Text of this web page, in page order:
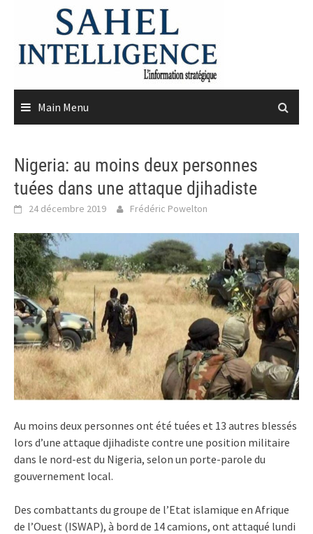
content
Main Menu
Nigeria: au moins deux personnes
tuées dans une attaque djihadiste
24 décembre 2019 Frédéric Powelton
Au moins deux personnes ont été tuées et 13 autres blessés
lors d’une attaque djihadiste contre une position militaire
dans le nord-est du Nigeria, selon un porte-parole du
gouvernement local.
Des combattants du groupe de l’Etat islamique en Afrique
de l’Ouest (ISWAP), à bord de 14 camions, ont attaqué lundi